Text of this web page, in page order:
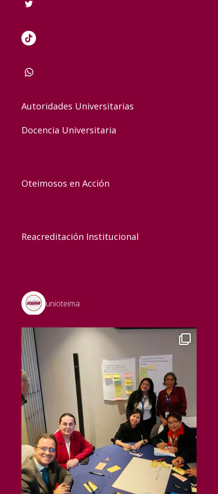
Autoridades Universitarias
Docencia Universitaria
Oteimosos en Acción
Reacreditación Institucional
unioteima